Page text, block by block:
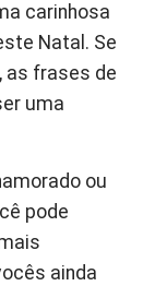
carinhosa
Natal. Se
as frases de
uma
ou
pode
ainda